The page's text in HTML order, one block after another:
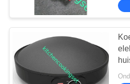
de
de roestvrij
staalkeuken